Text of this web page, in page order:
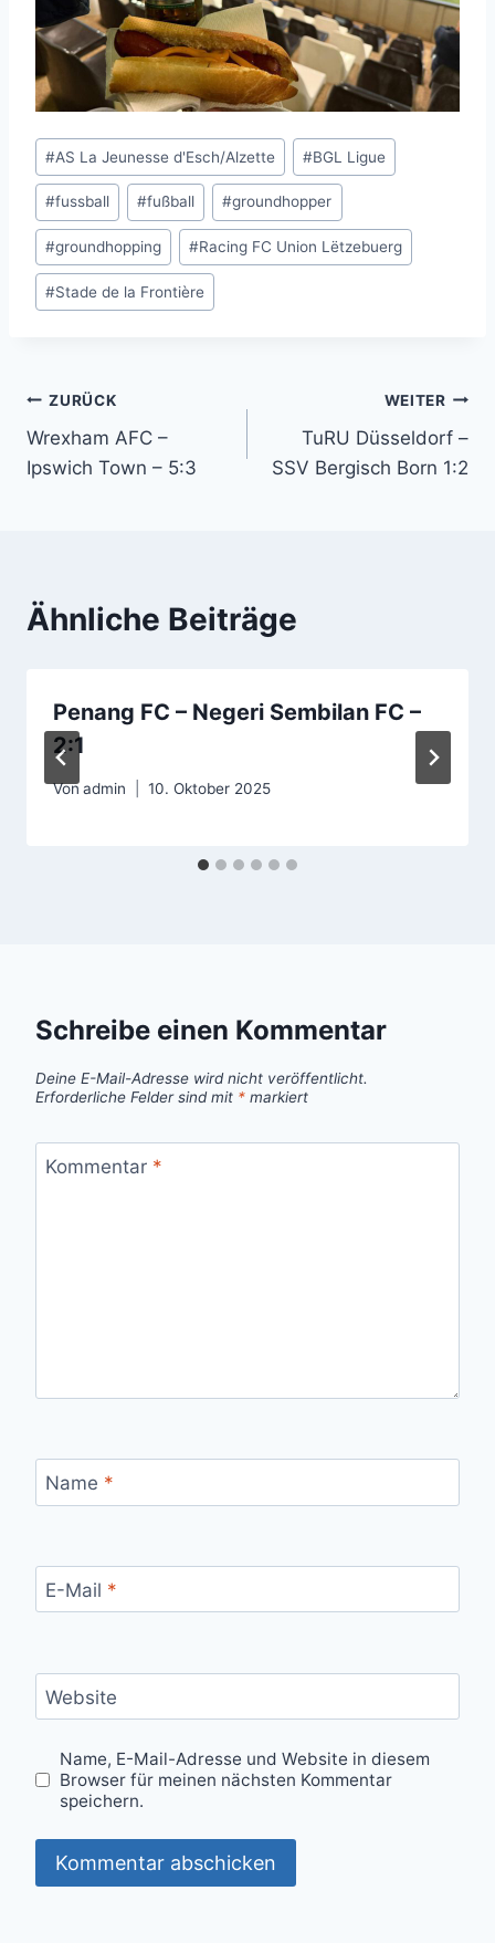
Schlagworte:
#AS La Jeunesse d'Esch/Alzette #BGL Ligue
#fussball #fußball #groundhopper
#groundhopping #Racing FC Union Lëtzebuerg
#Stade de la Frontière
Beitragsnavigation
ZURÜCK
Wrexham AFC –
Ipswich Town – 5:3
WEITER
TuRU Düsseldorf –
SSV Bergisch Born 1:2
Ähnliche Beiträge
Penang FC – Negeri Sembilan FC –
2:1
Vonadmin 10. Oktober 2025
Schreibe einen Kommentar
Deine E-Mail-Adresse wird nicht veröffentlicht.
Erforderliche Felder sind mit * markiert
Kommentar *
Name *
E-Mail *
Website
Name, E-Mail-Adresse und Website in diesem
Browser für meinen nächsten Kommentar
speichern.